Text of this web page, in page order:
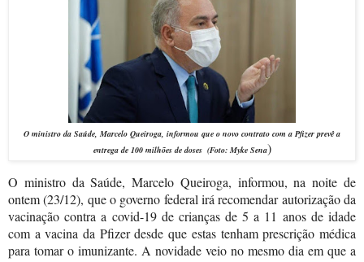
O ministro da Saúde, Marcelo Queiroga, informou que o novo contrato com a Pfizer prevê a
entrega de 100 milhões de doses (Foto:Myke Sena)
O ministro da Saúde, Marcelo Queiroga, informou, na noite de
ontem (23/12), que o governo federal irá recomendar autorização da
vacinação contra a covid-19 de crianças de 5 a 11 anos de idade
com a vacina da Pfizer desde que estas tenham prescrição médica
para tomar o imunizante. A novidade veio no mesmo dia em que a